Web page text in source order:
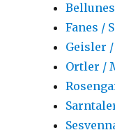
Fanes /
Geisler /
Ortler /